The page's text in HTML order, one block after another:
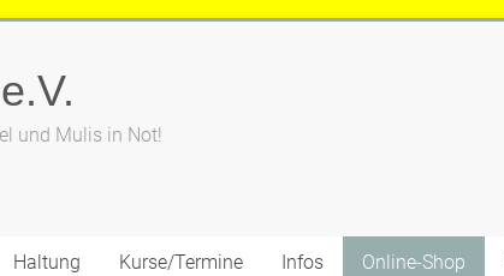
und Mulis in Not!
Haltung Kurse/Termine Infos Online-Shop